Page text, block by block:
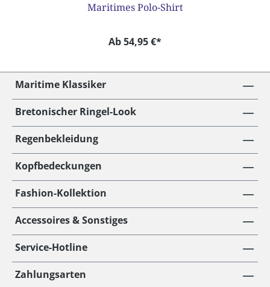
Maritimes Polo-Shirt
Ab 54,95 €*
Maritime Klassiker
Bretonischer Ringel-Look
Regenbekleidung
Kopfbedeckungen
Fashion-Kollektion
Accessoires & Sonstiges
Service-Hotline
Zahlungsarten